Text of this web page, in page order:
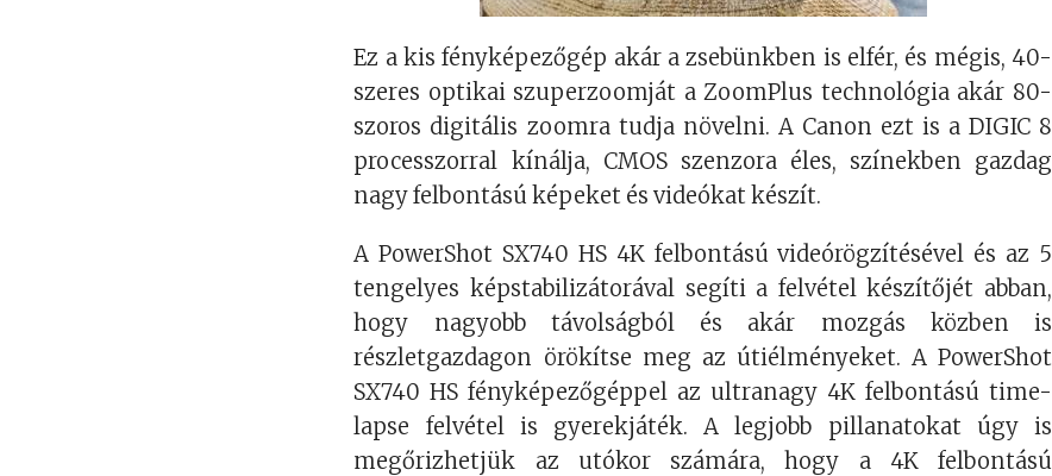
Ez a kis fényképezőgép akár a zsebünkben is elfér, és mégis, 40-
szeres optikai szuperzoomját a ZoomPlus technológia akár 80-
szoros digitális zoomra tudja növelni. A Canon ezt is a DIGIC 8
processzorral kínálja, CMOS szenzora éles, színekben gazdag
nagy felbontású képeket és videókat készít.
A PowerShot SX740 HS 4K felbontású videórögzítésével és az 5
tengelyes képstabilizátorával segíti a felvétel készítőjét abban,
hogy nagyobb távolságból és akár mozgás közben is
részletgazdagon örökítse meg az útiélményeket. A PowerShot
SX740 HS fényképezőgéppel az ultranagy 4K felbontású time-
lapse felvétel is gyerekjáték. A legjobb pillanatokat úgy is
megőrizhetjük az utókor számára, hogy a 4K felbontású